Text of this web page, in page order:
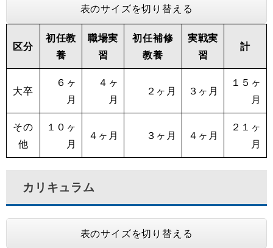
表のサイズを切り替える
区分
初任教
養
職場実
習
初任補修
教養
実戦実
習
計
大卒
６ヶ
月
４ヶ
月
２ヶ月 ３ヶ月
１５ヶ
月
その
他
１０ヶ
月
４ヶ月 ３ヶ月 ４ヶ月
２１ヶ
月
カリキュラム
表のサイズを切り替える